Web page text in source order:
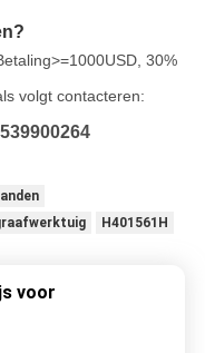
30%
volgt contacteren:
H401561H
voor